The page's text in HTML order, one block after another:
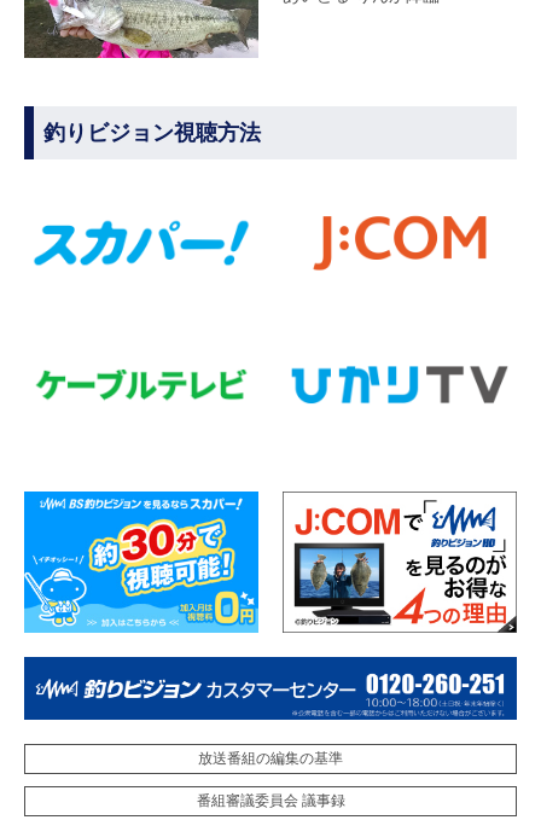
釣りビジョン視聴方法
放送番組の編集の基準
番組審議委員会 議事録